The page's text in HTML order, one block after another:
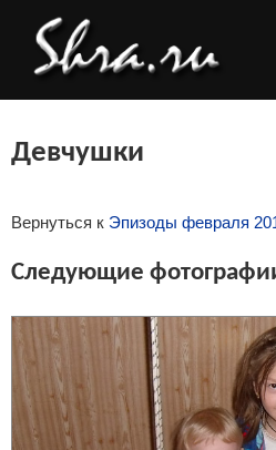
Девчушки
Вернуться к Эпизоды февраля
Следующие